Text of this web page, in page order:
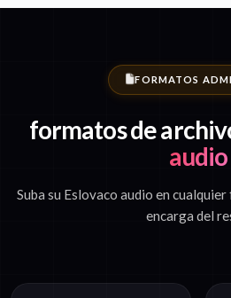
FORMATOS
formatos de
audio
Suba su Eslovaco audio en
encarga del